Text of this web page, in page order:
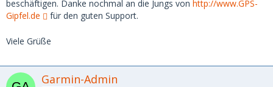
beschäftigen. Danke nochmal an die Jungs von http://www.GPS-
Gipfel.de
für den guten Support.
Viele Grüße
Garmin-Admin